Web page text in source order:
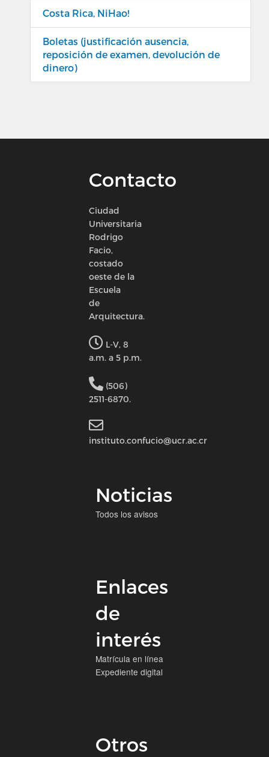
Costa Rica, NiHao!
Boletas (justificación ausencia,
reposición de examen, devolución de
dinero)
Contacto
Ciudad
Universitaria
Rodrigo
Facio,
costado
oeste de la
Escuela
de
Arquitectura.
L-V, 8
a.m. a 5 p.m.
(506)
2511-6870.
instituto.confucio@ucr.ac.cr
Noticias
Todos los avisos
Enlaces
de
interés
Matrícula en línea
Expediente digital
Otros